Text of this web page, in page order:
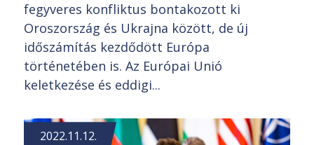
fegyveres konfliktus bontakozott ki
Oroszország és Ukrajna között, de új
időszámítás kezdődött Európa
történetében is. Az Európai Unió
keletkezése és eddigi...
2022.11.12.